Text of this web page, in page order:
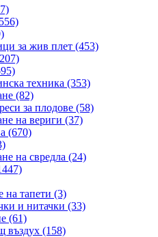
за жив плет (453)
техника (353)
(82)
за плодове (58)
на вериги (37)
(670)
на свредла (24)
на тапети (3)
и нитачки (33)
(61)
въздух (158)